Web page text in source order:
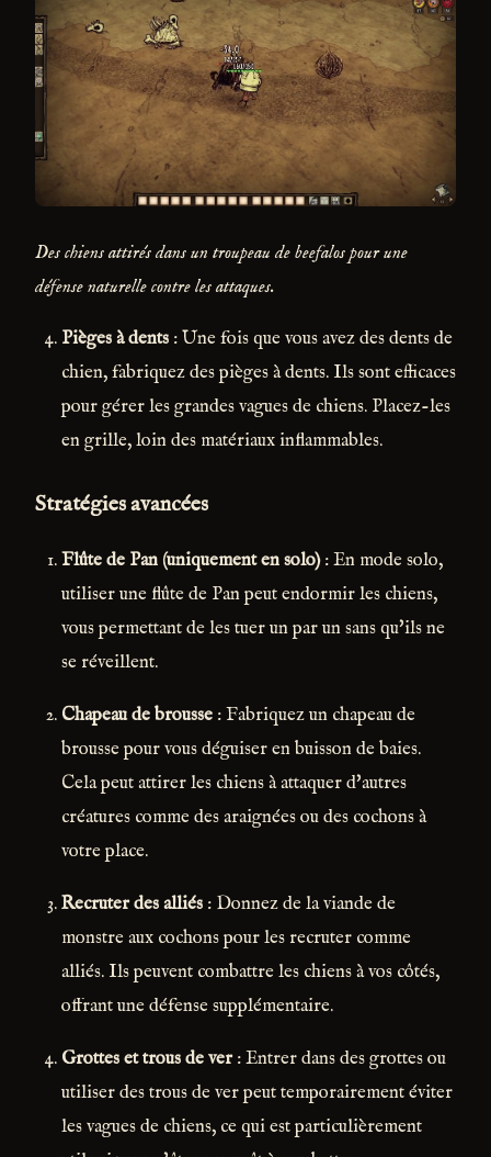
Des chiens attirés dans un troupeau de beefalos pour une
défense naturelle contre les attaques.
Pièges à dents : Une fois que vous avez des dents de
chien, fabriquez des pièges à dents. Ils sont efficaces
pour gérer les grandes vagues de chiens. Placez-les
en grille, loin des matériaux inflammables.
Stratégies avancées
Flûte de Pan (uniquement en solo): En mode solo,
utiliser une flûte de Pan peut endormir les chiens,
vous permettant de les tuer un par un sans qu'ils ne
se réveillent.
Chapeau de brousse : Fabriquez un chapeau de
brousse pour vous déguiser en buisson de baies.
Cela peut attirer les chiens à attaquer d'autres
créatures comme des araignées ou des cochons à
votre place.
Recruter des alliés : Donnez de la viande de
monstre aux cochons pour les recruter comme
alliés. Ils peuvent combattre les chiens à vos côtés,
offrant une défense supplémentaire.
Grottes et trous de ver: Entrer dans des grottes ou
utiliser des trous de ver peut temporairement éviter
les vagues de chiens, ce qui est particulièrement